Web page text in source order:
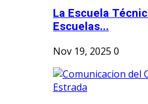
La Escuela
Escuelas...
Nov 19, 2025 0